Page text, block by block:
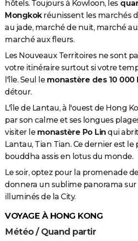
hôtels. Toujours à Kowloon, les
Mongkokréunissent les marchés
au jade, marché de nuit, marché
marché aux fleurs.
Les Nouveaux Territoires ne sont
votre itinéraire surtout si votre
l'île. Seul le monastère des 10 000
détour.
L'île de Lantau, à l'ouest de Hong
par son calme et ses longues
visiter le monastère Po Lin qui
Lantau, Tian Tian. Ce dernier est le
bouddha assis en lotus du monde.
Le soir, optez pour la promenade
donnera un sublime panorama sur
illuminés de la City.
VOYAGE À HONG KONG
Météo / Quand partir